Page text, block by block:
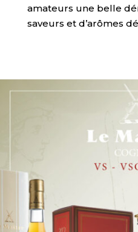
amateurs une belle
saveurs et d’arômes